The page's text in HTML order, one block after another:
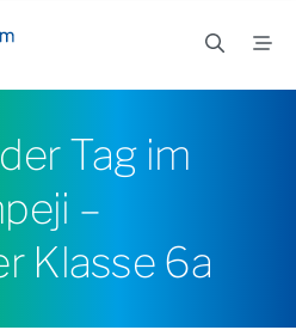
Tag im
–
Klasse 6a